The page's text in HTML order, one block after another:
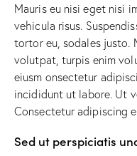
Mauris eu nisi eget nisi
vehicula risus.
tortor eu, sodales justo.
volutpat, turpis enim
eiusm onsectetur
incididunt ut labore. Ut
Consectetur adipiscing
Sed ut perspiciatis